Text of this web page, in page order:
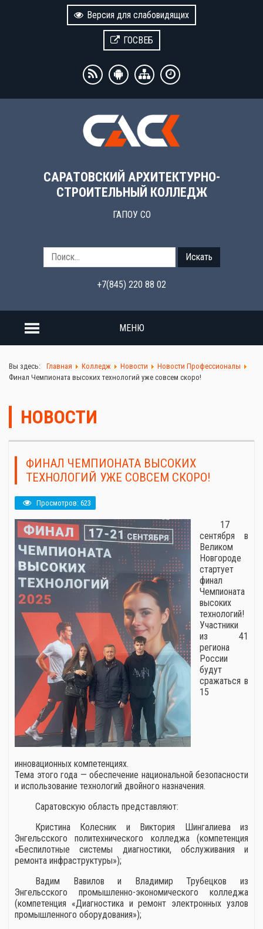
Версия для слабовидящих
ГОСВЕБ
САРАТОВСКИЙ АРХИТЕКТУРНО-
СТРОИТЕЛЬНЫЙ КОЛЛЕДЖ
ГАПОУ СО
Искать
+7(845) 220 88 02
МЕНЮ
Вы здесь: Главная Колледж Новости
Новости Профессионалы
Финал Чемпионата высоких технологий уже совсем скоро!
НОВОСТИ
ФИНАЛ ЧЕМПИОНАТА ВЫСОКИХ
ТЕХНОЛОГИЙ УЖЕ СОВСЕМ СКОРО!
Просмотров: 623
17
сентября в
Великом
Новгороде
стартует
финал
Чемпионата
высоких
технологий!
Участники
из 41
региона
России
будут
сражаться в
15
инновационных компетенциях.
Тема этого года — обеспечение национальной безопасности
и использование технологий двойного назначения.
Саратовскую область представляют:
Кристина Колесник и Виктория Шингалиева из
Энгельсского политехнического колледжа (компетенция
«Беспилотные системы диагностики, обслуживания и
ремонта инфраструктуры»);
Вадим Вавилов и Владимир Трубецков из
Энгельсского промышленно-экономического колледжа
(компетенция «Диагностика и ремонт электронных узлов
промышленного оборудования»);